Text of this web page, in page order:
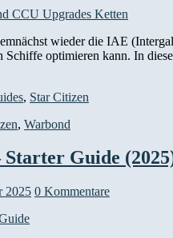
wieder die IAE
Schiffe optimieren kann. In
, Star Citizen
, Warbond
Guide
2025 0 Kommentare